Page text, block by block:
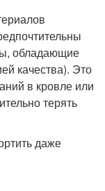
обладающие
качества). Это
в кровле или
терять
даже